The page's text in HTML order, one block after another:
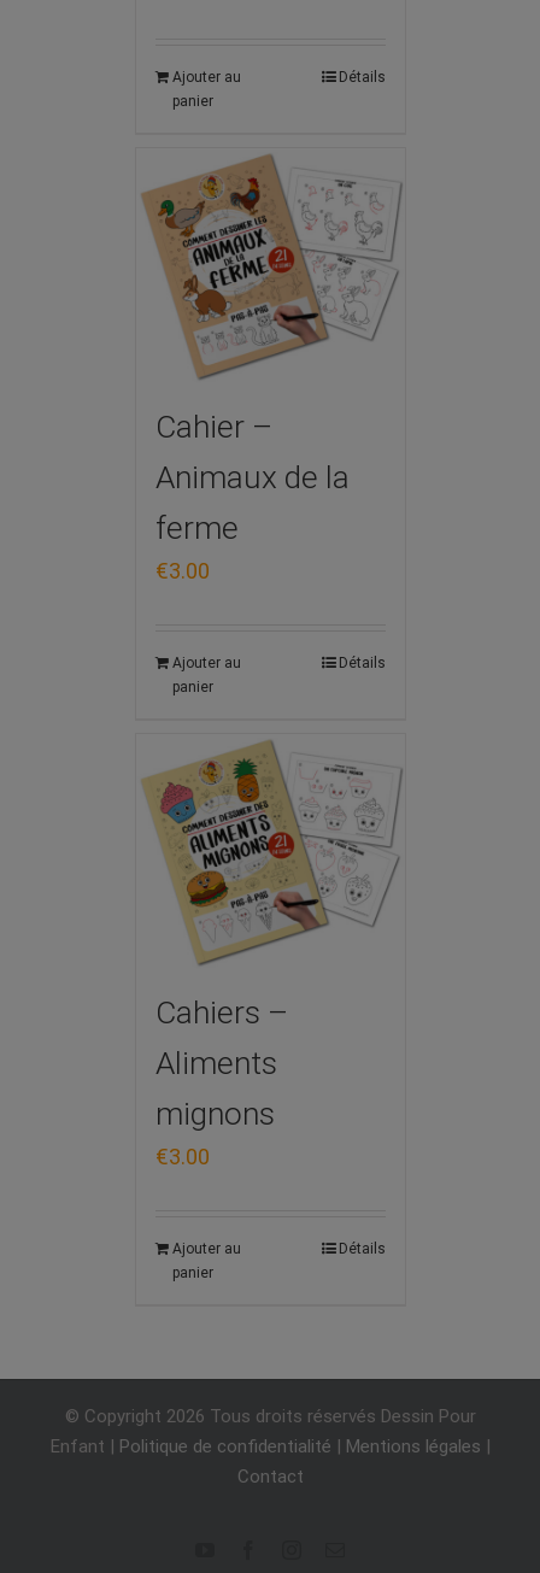
Ajouter au
panier
Détails
Cahier –
Animaux de la
ferme
€3.00
Ajouter au
panier
Détails
Cahiers –
Aliments
mignons
€3.00
Ajouter au
panier
Détails
© Copyright 2026 Tous droits réservés Dessin Pour
Enfant | Politique de confidentialité | Mentions légales |
Contact